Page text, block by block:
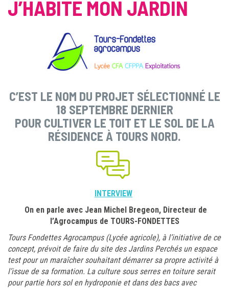
J’HABITE MON JARDIN
C’EST LE NOM DU PROJET SÉLECTIONNÉ LE
18 SEPTEMBRE DERNIER
POUR CULTIVER LE TOIT ET LE SOL DE LA
RÉSIDENCE À TOURS NORD.
INTERVIEW
On en parle avec Jean Michel Bregeon, Directeur de
l’Agrocampus de TOURS-FONDETTES
Tours Fondettes Agrocampus (Lycée agricole), à l’initiative de ce
concept, prévoit de faire du site des Jardins Perchés un espace
test pour un maraîcher souhaitant démarrer sa propre activité à
l’issue de sa formation. La culture sous serres en toiture serait
pour partie hors sol en hydroponie et dans des bacs avec